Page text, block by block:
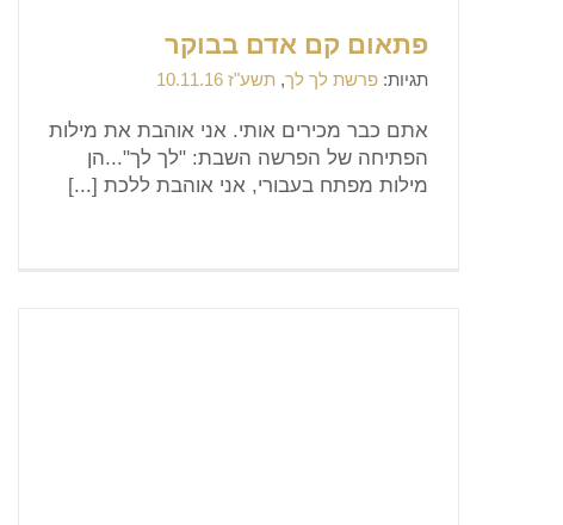
פתאום קם אדם בבוקר
תגיות: פרשת לך לך, תשע"ז 10.11.16
אתם כבר מכירים אותי. אני אוהבת את מילות
הפתיחה של הפרשה השבת: "לך לך"...הן
מילות מפתח בעבורי, אני אוהבת ללכת [...]